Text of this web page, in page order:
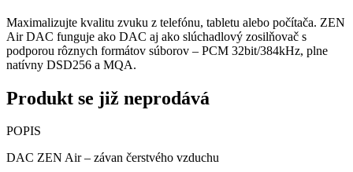
Maximalizujte kvalitu zvuku z telefónu, tabletu alebo počítača. ZEN
Air DAC funguje ako DAC aj ako slúchadlový zosilňovač s
podporou rôznych formátov súborov – PCM 32bit/384kHz, plne
natívny DSD256 a MQA.
Produkt se již neprodává
POPIS
DAC ZEN Air – závan čerstvého vzduchu